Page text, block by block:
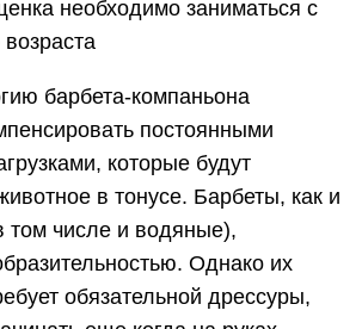
необходимо заниматься с
барбета-компаньона
постоянными
которые будут
в тонусе. Барбеты, как и
том числе и водяные),
Однако их
обязательной дрессуры,